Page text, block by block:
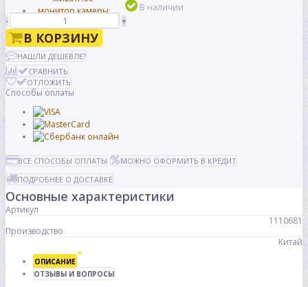
В наличии
-
+
В КОРЗИНУ
НАШЛИ ДЕШЕВЛЕ?
СРАВНИТЬ
ОТЛОЖИТЬ
Способы оплаты
ВСЕ СПОСОБЫ ОПЛАТЫ
МОЖНО ОФОРМИТЬ В КРЕДИТ
ПОДРОБНЕЕ О ДОСТАВКЕ
Основные характеристики
Артикул
1110681
Производство
Китай
ОПИСАНИЕ
ОТЗЫВЫ И ВОПРОСЫ